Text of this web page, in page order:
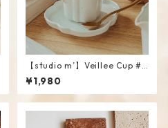
【studio m’】Veillee Cup #
White
¥1,980